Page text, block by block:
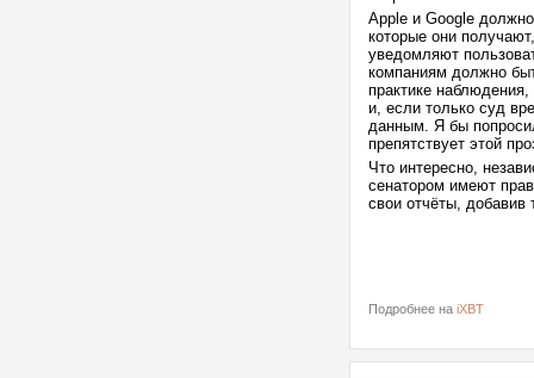
Apple и Google
которые они
уведомляют
компаниям должно
практике
и, если только суд
данным. Я бы
препятствует этой
Что интересно,
сенатором имеют
свои отчёты,
Подробнее на iXBT